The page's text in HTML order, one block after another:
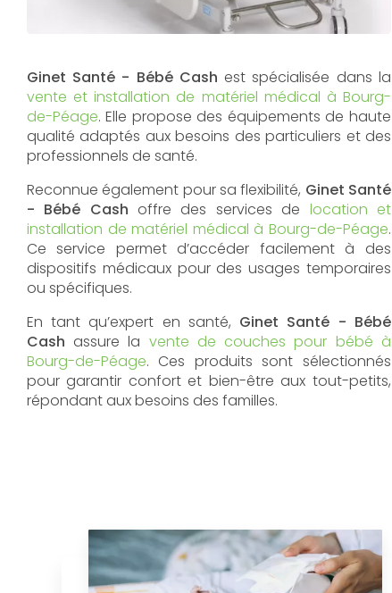
Ginet Santé - Bébé Cash est spécialisée dans la
vente et installation de matériel médical à Bourg-
de-Péage. Elle propose des équipements de haute
qualité adaptés aux besoins des particuliers et des
professionnels de santé.
Reconnue également pour sa flexibilité, Ginet Santé
- Bébé Cash offre des services de location et
installation de matériel médical à Bourg-de-Péage.
Ce service permet d’accéder facilement à des
dispositifs médicaux pour des usages temporaires
ou spécifiques.
En tant qu’expert en santé, Ginet Santé - Bébé
Cash assure la vente de couches pour bébé à
Bourg-de-Péage. Ces produits sont sélectionnés
pour garantir confort et bien-être aux tout-petits,
répondant aux besoins des familles.